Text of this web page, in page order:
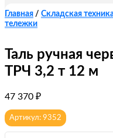
Главная / Складская
тележки
Таль ручная
ТРЧ 3,2 т 12 м
47 370 ₽
Артикул: 9352